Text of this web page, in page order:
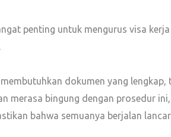
penting untuk mengurus visa
dokumen yang lengkap,
merasa bingung dengan prosedur ini,
bahwa semuanya berjalan